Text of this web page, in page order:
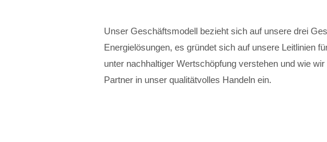
Unser Geschäftsmodell bezieht sich auf unsere drei
Energielösungen, es gründet sich auf unsere Leitlinien
unter nachhaltiger Wertschöpfung verstehen und wie
Partner in unser qualitätvolles Handeln ein.